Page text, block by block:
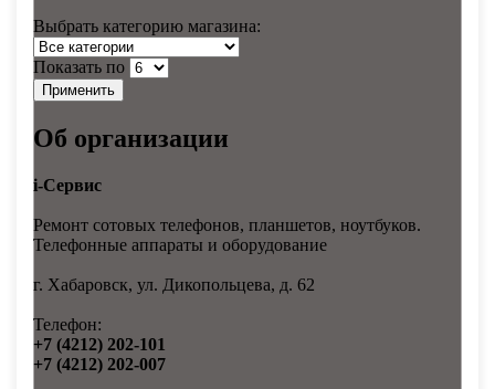
Выбрать категорию магазина:
Показать по
Об организации
i-Сервис
Ремонт сотовых телефонов, планшетов, ноутбуков.
Телефонные аппараты и оборудование
г. Хабаровск, ул. Дикопольцева, д. 62
Телефон:
+7 (4212) 202-101
+7 (4212) 202-007